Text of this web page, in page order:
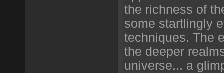
the richness of
some startlingly
techniques. The
the deeper
universe... a